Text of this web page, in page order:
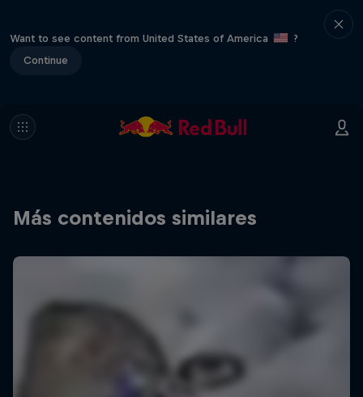
Want to see content from United States of America
?
Continue
Más contenidos similares